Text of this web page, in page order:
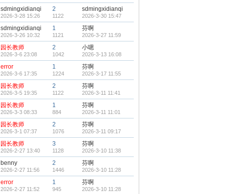
sdmingxidianqi
2026-3-28 15:26
2
1122
sdmingxidianqi
2026-3-30 15:47
sdmingxidianqi
2026-3-26 10:32
1
1121
芬啊
2026-3-27 11:59
园长教师
2026-3-6 23:08
2
1042
小嗯
2026-3-13 16:08
error
2026-3-6 17:35
1
1224
芬啊
2026-3-17 11:55
园长教师
2026-3-5 19:35
2
1122
芬啊
2026-3-11 11:41
园长教师
2026-3-3 08:33
1
884
芬啊
2026-3-11 11:01
园长教师
2026-3-1 07:37
2
1076
芬啊
2026-3-11 09:17
园长教师
2026-2-27 13:40
3
1128
芬啊
2026-3-10 11:38
benny
2026-2-27 11:56
2
1446
芬啊
2026-3-10 11:28
error
2026-2-27 11:52
1
945
芬啊
2026-3-10 11:28